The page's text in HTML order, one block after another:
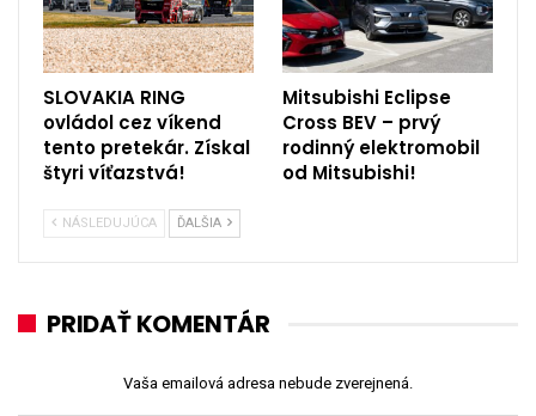
SLOVAKIA RING
ovládol cez víkend
tento pretekár. Získal
štyri víťazstvá!
Mitsubishi Eclipse
Cross BEV – prvý
rodinný elektromobil
od Mitsubishi!
NÁSLEDUJÚCA ĎALŠIA
PRIDAŤ KOMENTÁR
Vaša emailová adresa nebude zverejnená.